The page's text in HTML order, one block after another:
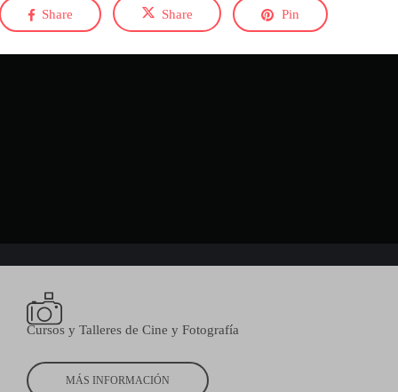
Share Share Pin
Cursos y Talleres de Cine y Fotografía
MÁS INFORMACIÓN